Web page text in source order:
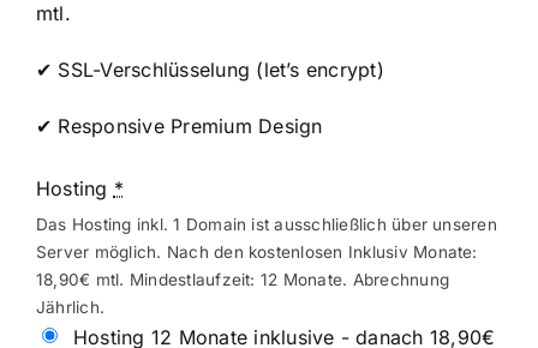
mtl.
✔ SSL-Verschlüsselung (let’s encrypt)
✔ Responsive Premium Design
Hosting *
Das Hosting inkl. 1 Domain ist ausschließlich über unseren
Server möglich. Nach den kostenlosen Inklusiv Monate:
18,90€ mtl. Mindestlaufzeit: 12 Monate. Abrechnung
Jährlich.
Hosting 12 Monate inklusive - danach 18,90€